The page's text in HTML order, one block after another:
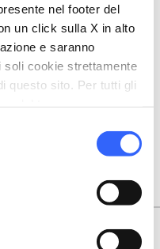
nel footer del
un click sulla X in alto
e saranno
cookie strettamente
questo sito. Per tutti gli